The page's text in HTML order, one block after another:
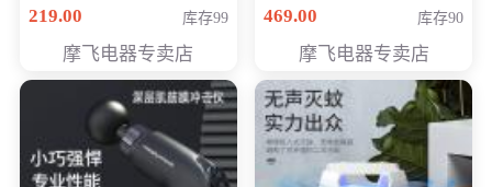
元
219.00 库存99
摩飞电器专卖店
MF-HG30 ） 会员专享价
469.00 库存90
摩飞电器专卖店